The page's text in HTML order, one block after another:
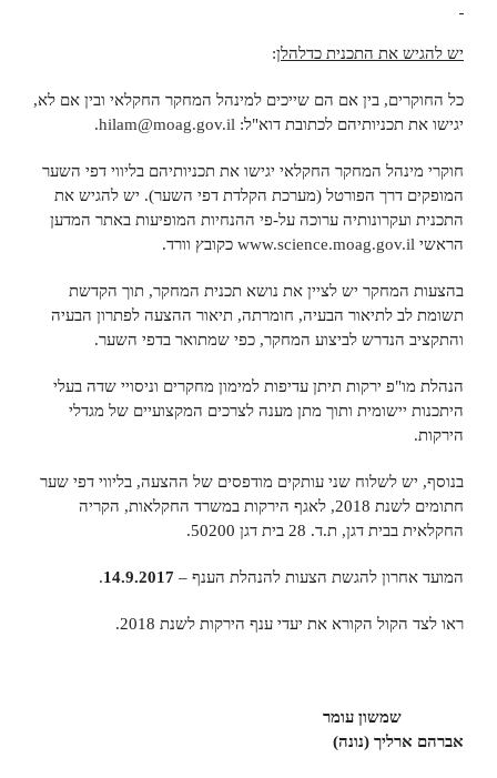
יש להגיש את התכנית כדלהלן:
כל החוקרים, בין אם הם שייכים למינהל המחקר החקלאי ובין אם לא,
יגישו את תכניותיהם לכתובת דוא"ל: hilam@moag.gov.il
.
חוקרי מינהל המחקר החקלאי יגישו את תכניותיהם בליווי דפי השער
המופקים דרך הפורטל (מערכת הקלדת דפי השער). יש להגיש את
התכנית ועקרונותיה ערוכה על-פי ההנחיות המופיעות באתר המדען
הראשי www.science.moag.gov.il כקובץ וורד.
בהצעות המחקר יש לציין את נושא תכנית המחקר, תוך הקדשת
תשומת לב לתיאור הבעיה, חומרתה, תיאור ההצעה לפתרון הבעיה
והתקציב הנדרש לביצוע המחקר, כפי שמתואר בדפי השער.
הנהלת מו"פ ירקות תיתן עדיפות למימון מחקרים וניסויי שדה בעלי
היתכנות יישומית ותוך מתן מענה לצרכים המקצועיים של מגדלי
הירקות.
בנוסף, יש לשלוח שני עותקים מודפסים של ההצעה, בליווי דפי שער
חתומים לשנת 2018, לאגף הירקות במשרד החקלאות, הקריה
החקלאית בבית דגן, ת.ד. 28 בית דגן 50200.
המועד אחרון להגשת הצעות להנהלת הענף – 14.9.2017
.
ראו לצד הקול הקורא את יעדי ענף הירקות לשנת 2018.
שמשון עומר
אברהם ארליך (נונה)